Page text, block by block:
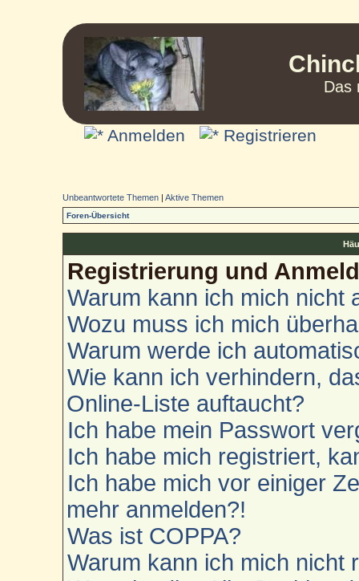
Das
Anmelden Registrieren
Unbeantwortete Themen |Aktive Themen
Foren-Übersicht
Registrierung und
Warum kann ich mich nicht
Wozu muss ich mich
Warum werde ich
Wie kann ich verhindern,
Online-Liste auftaucht?
Ich habe mein Passwort
Ich habe mich registriert,
Ich habe mich vor einiger
mehr anmelden?!
Was ist COPPA?
Warum kann ich mich nicht